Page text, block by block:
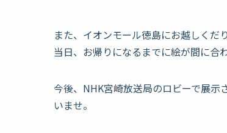
また、イオンモール徳島にお越しくだ
当日、お帰りになるまでに絵が間に合
今後、NHK宮崎放送局のロビーで展示
いませ。